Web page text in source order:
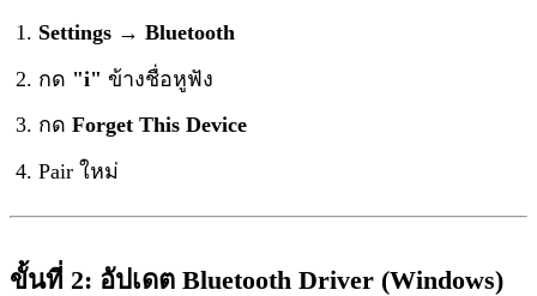
Settings → Bluetooth
กด "i" ข้างชื่อหูฟัง
กด Forget This Device
Pair ใหม่
ขั้นที่ 2: อัปเดต Bluetooth Driver (Windows)